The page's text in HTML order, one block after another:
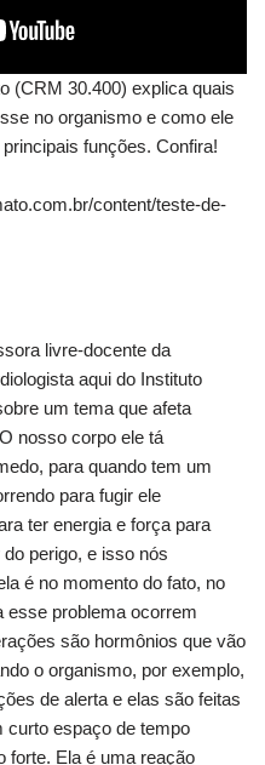
(CRM 30.400) explica quais
no organismo e como ele
funções. Confira!
content/teste-de-
livre-docente da
aqui do Instituto
um tema que afeta
nosso corpo ele tá
para quando tem um
para fugir ele
ter energia e força para
perigo, e isso nós
é no momento do fato, no
esse problema ocorrem
são hormônios que vão
o organismo, por exemplo,
de alerta e elas são feitas
curto espaço de tempo
forte. Ela é uma reação